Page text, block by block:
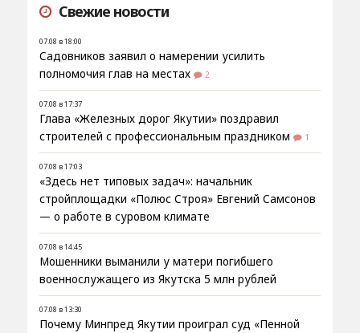
Свежие новости
07.08 в 18:00
Садовников заявил о намерении усилить
полномочия глав на местах
2
07.08 в 17:37
Глава «Железных дорог Якутии» поздравил
строителей с профессиональным праздником
1
07.08 в 17:03
«Здесь нет типовых задач»: начальник
стройплощадки «Полюс Строя» Евгений Самсонов
— о работе в суровом климате
07.08 в 14:45
Мошенники выманили у матери погибшего
военнослужащего из Якутска 5 млн рублей
07.08 в 13:30
Почему Минпред Якутии проиграл суд «Пенной